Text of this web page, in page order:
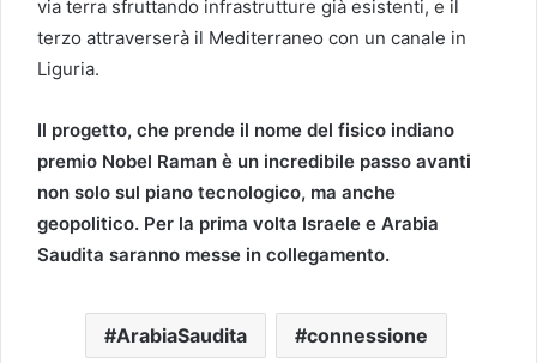
via terra sfruttando infrastrutture già esistenti, e il
terzo attraverserà il Mediterraneo con un canale in
Liguria.
Il progetto, che prende il nome del fisico indiano
premio Nobel Raman è un incredibile passo avanti
non solo sul piano tecnologico, ma anche
geopolitico. Per la prima volta Israele e Arabia
Saudita saranno messe in collegamento.
ArabiaSaudita connessione